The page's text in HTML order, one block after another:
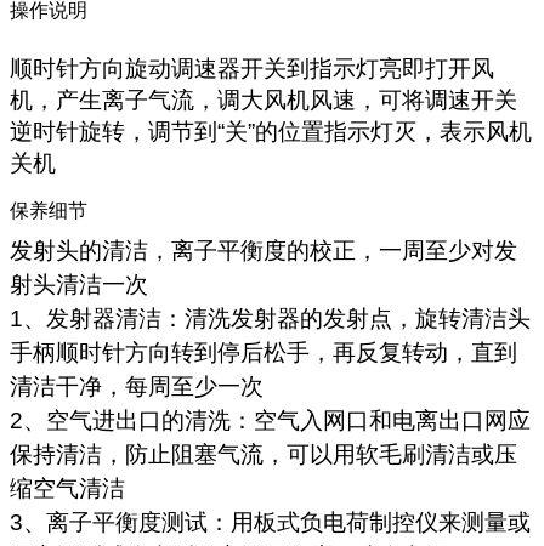
操作说明
顺时针方向旋动调速器开关到指示灯亮即打开风
机，产生离子气流，调大风机风速，可将调速开关
逆时针旋转，调节到“关”的位置指示灯灭，表示风机
关机
保养细节
发射头的清洁，离子平衡度的校正，一周至少对发
射头清洁一次
1、发射器清洁：清洗发射器的发射点，旋转清洁头
手柄顺时针方向转到停后松手，再反复转动，直到
清洁干净，每周至少一次
2、空气进出口的清洗：空气入网口和电离出口网应
保持清洁，防止阻塞气流，可以用软毛刷清洁或压
缩空气清洁
3、离子平衡度测试：用板式负电荷制控仪来测量或